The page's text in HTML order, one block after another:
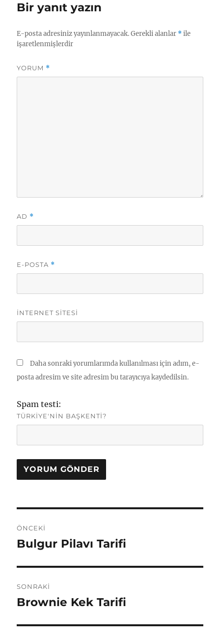
Bir yanıt yazın
E-posta adresiniz yayınlanmayacak. Gerekli alanlar *ile
işaretlenmişlerdir
YORUM *
AD *
E-POSTA *
İNTERNET SITESI
Daha sonraki yorumlarımda kullanılması için adım, e-
posta adresim ve site adresim bu tarayıcıya kaydedilsin.
Spam testi:
TÜRKIYE'NIN BAŞKENTI?
gezinmesi
ÖNCEKI
Önceki
Bulgur Pilavı Tarifi
SONRAKI
Sonraki
Brownie Kek Tarifi